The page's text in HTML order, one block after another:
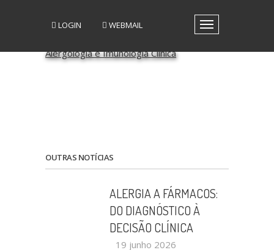
Toggle
GRUPOS DE INTERESSE
CONTACTOS
LOGIN WEBMAIL
OUTRAS NOTÍCIAS
ALERGIA A FÁRMACOS:
DO DIAGNÓSTICO À
DECISÃO CLÍNICA
19 junho 2026